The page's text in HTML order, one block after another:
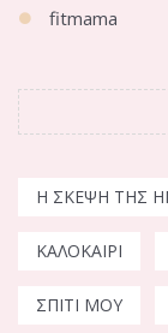
fitmama
Η ΣΚΈΨΗ ΤΗΣ
ΚΑΛΟΚΑΊΡΙ
ΣΠΊΤΙ ΜΟΥ